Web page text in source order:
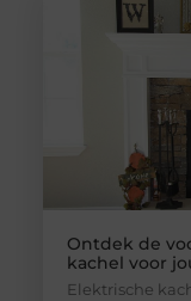
Ontdek de
kachel voor
Elektrische